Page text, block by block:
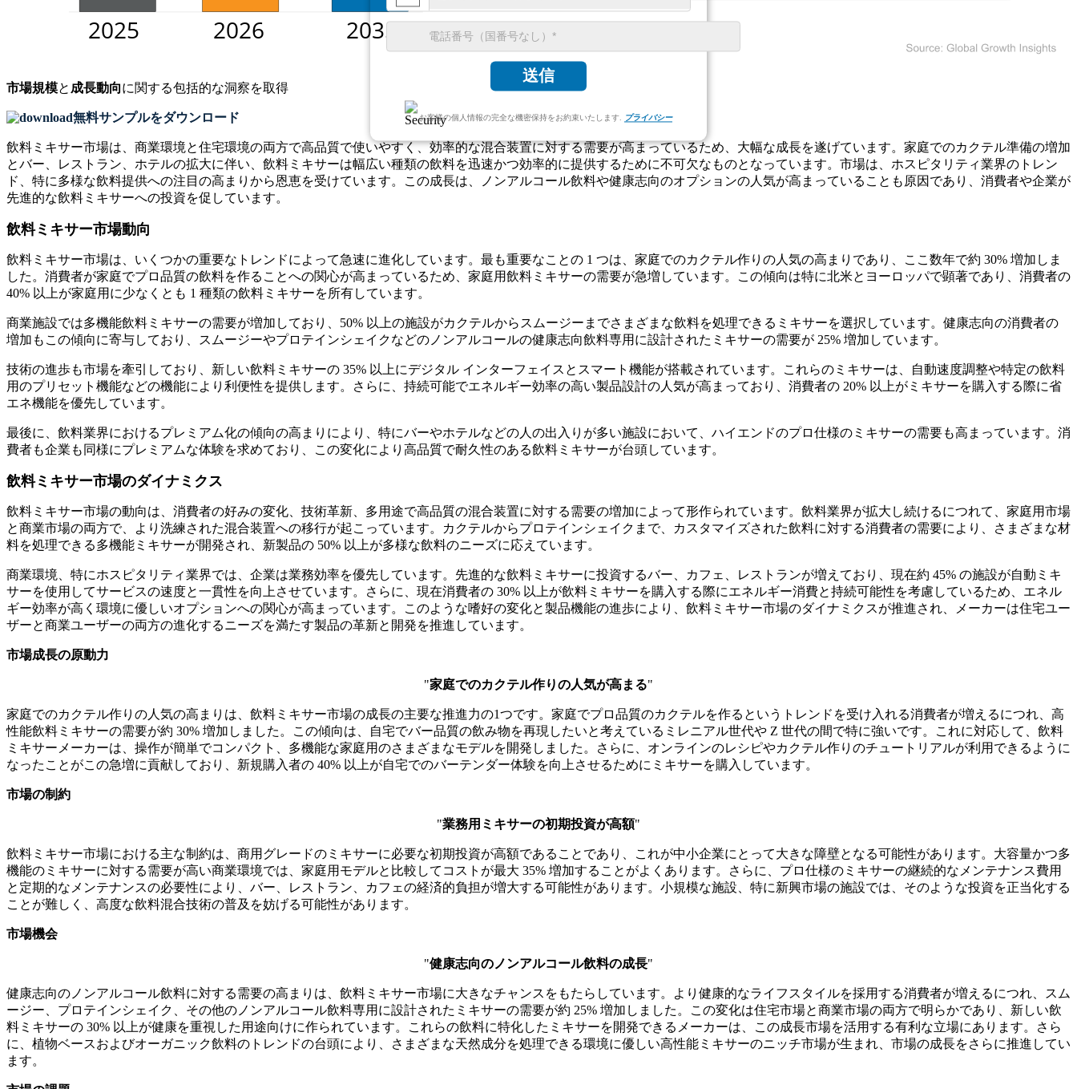
送信
お客様の個人情報の完全な機密保持をお約束いたします. プライバシー
市場規模と 成長動向に関する包括的な洞察を取得
無料サンプルをダウンロード
飲料ミキサー市場は、商業環境と住宅環境の両方で高品質で使いやすく、効率的な混合装置に対する需要が高まっているため、大幅な成長を遂げています。家庭でのカクテル準備の増加
とバー、レストラン、ホテルの拡大に伴い、飲料ミキサーは幅広い種類の飲料を迅速かつ効率的に提供するために不可欠なものとなっています。市場は、ホスピタリティ業界のトレン
ド、特に多様な飲料提供への注目の高まりから恩恵を受けています。この成長は、ノンアルコール飲料や健康志向のオプションの人気が高まっていることも原因であり、消費者や企業が
先進的な飲料ミキサーへの投資を促しています。
飲料ミキサー市場動向
飲料ミキサー市場は、いくつかの重要なトレンドによって急速に進化しています。最も重要なことの 1 つは、家庭でのカクテル作りの人気の高まりであり、ここ数年で約 30% 増加しま
した。消費者が家庭でプロ品質の飲料を作ることへの関心が高まっているため、家庭用飲料ミキサーの需要が急増しています。この傾向は特に北米とヨーロッパで顕著であり、消費者の
40% 以上が家庭用に少なくとも 1 種類の飲料ミキサーを所有しています。
商業施設では多機能飲料ミキサーの需要が増加しており、50% 以上の施設がカクテルからスムージーまでさまざまな飲料を処理できるミキサーを選択しています。健康志向の消費者の
増加もこの傾向に寄与しており、スムージーやプロテインシェイクなどのノンアルコールの健康志向飲料専用に設計されたミキサーの需要が 25% 増加しています。
技術の進歩も市場を牽引しており、新しい飲料ミキサーの 35% 以上にデジタル インターフェイスとスマート機能が搭載されています。これらのミキサーは、自動速度調整や特定の飲料
用のプリセット機能などの機能により利便性を提供します。さらに、持続可能でエネルギー効率の高い製品設計の人気が高まっており、消費者の 20% 以上がミキサーを購入する際に省
エネ機能を優先しています。
最後に、飲料業界におけるプレミアム化の傾向の高まりにより、特にバーやホテルなどの人の出入りが多い施設において、ハイエンドのプロ仕様のミキサーの需要も高まっています。消
費者も企業も同様にプレミアムな体験を求めており、この変化により高品質で耐久性のある飲料ミキサーが台頭しています。
飲料ミキサー市場のダイナミクス
飲料ミキサー市場の動向は、消費者の好みの変化、技術革新、多用途で高品質の混合装置に対する需要の増加によって形作られています。飲料業界が拡大し続けるにつれて、家庭用市場
と商業市場の両方で、より洗練された混合装置への移行が起こっています。カクテルからプロテインシェイクまで、カスタマイズされた飲料に対する消費者の需要により、さまざまな材
料を処理できる多機能ミキサーが開発され、新製品の 50% 以上が多様な飲料のニーズに応えています。
商業環境、特にホスピタリティ業界では、企業は業務効率を優先しています。先進的な飲料ミキサーに投資するバー、カフェ、レストランが増えており、現在約 45% の施設が自動ミキ
サーを使用してサービスの速度と一貫性を向上させています。さらに、現在消費者の 30% 以上が飲料ミキサーを購入する際にエネルギー消費と持続可能性を考慮しているため、エネル
ギー効率が高く環境に優しいオプションへの関心が高まっています。このような嗜好の変化と製品機能の進歩により、飲料ミキサー市場のダイナミクスが推進され、メーカーは住宅ユー
ザーと商業ユーザーの両方の進化するニーズを満たす製品の革新と開発を推進しています。
市場成長の原動力
"家庭でのカクテル作りの人気が高まる"
家庭でのカクテル作りの人気の高まりは、飲料ミキサー市場の成長の主要な推進力の1つです。家庭でプロ品質のカクテルを作るというトレンドを受け入れる消費者が増えるにつれ、高
性能飲料ミキサーの需要が約 30% 増加しました。この傾向は、自宅でバー品質の飲み物を再現したいと考えているミレニアル世代や Z 世代の間で特に強いです。これに対応して、飲料
ミキサーメーカーは、操作が簡単でコンパクト、多機能な家庭用のさまざまなモデルを開発しました。さらに、オンラインのレシピやカクテル作りのチュートリアルが利用できるように
なったことがこの急増に貢献しており、新規購入者の 40% 以上が自宅でのバーテンダー体験を向上させるためにミキサーを購入しています。
市場の制約
"業務用ミキサーの初期投資が高額"
飲料ミキサー市場における主な制約は、商用グレードのミキサーに必要な初期投資が高額であることであり、これが中小企業にとって大きな障壁となる可能性があります。大容量かつ多
機能のミキサーに対する需要が高い商業環境では、家庭用モデルと比較してコストが最大 35% 増加することがよくあります。さらに、プロ仕様のミキサーの継続的なメンテナンス費用
と定期的なメンテナンスの必要性により、バー、レストラン、カフェの経済的負担が増大する可能性があります。小規模な施設、特に新興市場の施設では、そのような投資を正当化する
ことが難しく、高度な飲料混合技術の普及を妨げる可能性があります。
市場機会
"健康志向のノンアルコール飲料の成長"
健康志向のノンアルコール飲料に対する需要の高まりは、飲料ミキサー市場に大きなチャンスをもたらしています。より健康的なライフスタイルを採用する消費者が増えるにつれ、スム
ージー、プロテインシェイク、その他のノンアルコール飲料専用に設計されたミキサーの需要が約 25% 増加しました。この変化は住宅市場と商業市場の両方で明らかであり、新しい飲
料ミキサーの 30% 以上が健康を重視した用途向けに作られています。これらの飲料に特化したミキサーを開発できるメーカーは、この成長市場を活用する有利な立場にあります。さら
に、植物ベースおよびオーガニック飲料のトレンドの台頭により、さまざまな天然成分を処理できる環境に優しい高性能ミキサーのニッチ市場が生まれ、市場の成長をさらに推進してい
ます。